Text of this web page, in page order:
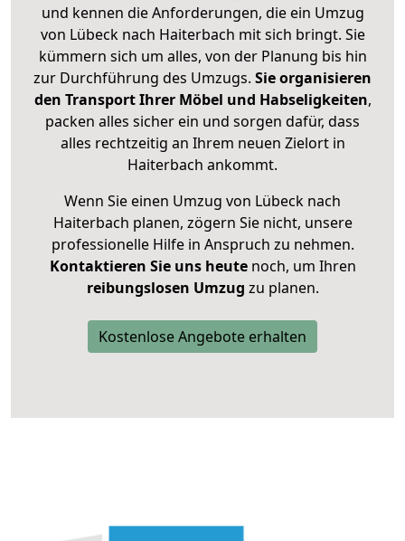
und kennen die Anforderungen, die ein Umzug
von Lübeck nach Haiterbach mit sich bringt. Sie
kümmern sich um alles, von der Planung bis hin
zur Durchführung des Umzugs. Sie organisieren
den Transport Ihrer Möbel und Habseligkeiten,
packen alles sicher ein und sorgen dafür, dass
alles rechtzeitig an Ihrem neuen Zielort in
Haiterbach ankommt.
Wenn Sie einen Umzug von Lübeck nach
Haiterbach planen, zögern Sie nicht, unsere
professionelle Hilfe in Anspruch zu nehmen.
Kontaktieren Sie uns heutenoch, um Ihren
reibungslosen Umzug zu planen.
Kostenlose Angebote erhalten